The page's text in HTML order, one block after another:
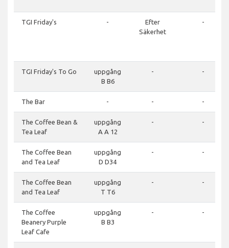
TGI Friday's -
Efter
Säkerhet
-
TGI Friday's To Go
uppgång
B B6
- -
The Bar - - -
The Coffee Bean &
Tea Leaf
uppgång
A A 12
- -
The Coffee Bean
and Tea Leaf
uppgång
D D34
- -
The Coffee Bean
and Tea Leaf
uppgång
T T6
- -
The Coffee
Beanery Purple
Leaf Cafe
uppgång
B B3
- -